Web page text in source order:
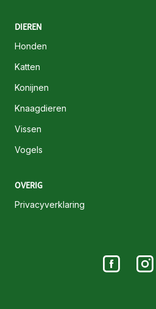
DIEREN
Honden
Katten
Konijnen
Knaagdieren
Vissen
Vogels
OVERIG
Privacyverklaring